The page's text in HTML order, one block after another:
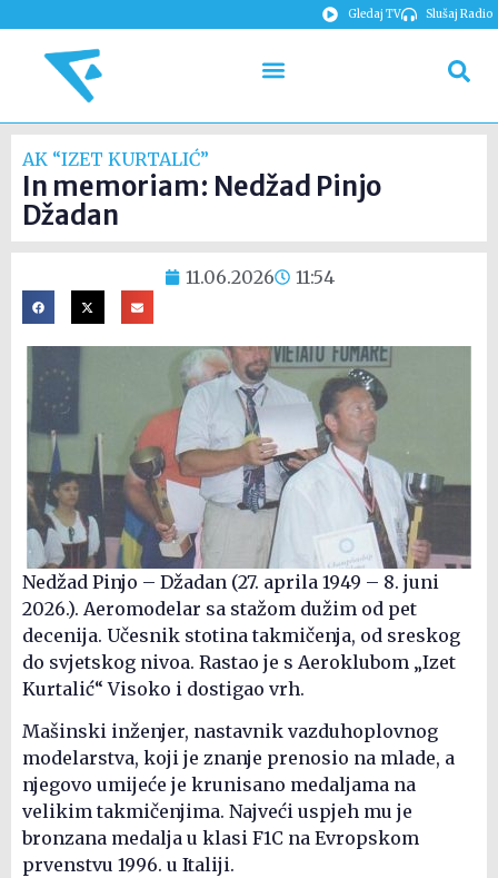
Gledaj TV Slušaj Radio
AK “IZET KURTALIĆ”
In memoriam: Nedžad Pinjo
Džadan
11.06.2026 11:54
Nedžad Pinjo – Džadan (27. aprila 1949 – 8. juni
2026.). Aeromodelar sa stažom dužim od pet
decenija. Učesnik stotina takmičenja, od sreskog
do svjetskog nivoa. Rastao je s Aeroklubom „Izet
Kurtalić“ Visoko i dostigao vrh.
Mašinski inženjer, nastavnik vazduhoplovnog
modelarstva, koji je znanje prenosio na mlade, a
njegovo umijeće je krunisano medaljama na
velikim takmičenjima. Najveći uspjeh mu je
bronzana medalja u klasi F1C na Evropskom
prvenstvu 1996. u Italiji.